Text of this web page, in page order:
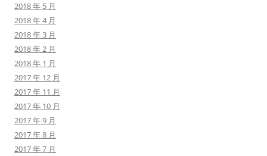
2018 年 5 月
2018 年 4 月
2018 年 3 月
2018 年 2 月
2018 年 1 月
2017 年 12 月
2017 年 11 月
2017 年 10 月
2017 年 9 月
2017 年 8 月
2017 年 7 月